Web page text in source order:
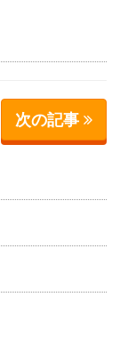
次の記事